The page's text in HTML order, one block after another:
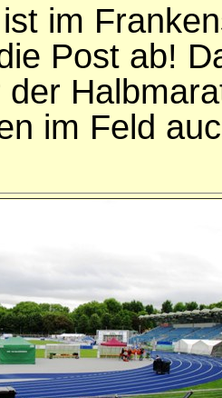
im
Post ab!
der
im Feld